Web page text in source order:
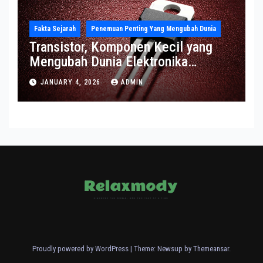
Fakta Sejarah Penemuan Penting Yang Mengubah Dunia
Transistor, Komponen Kecil yang
Mengubah Dunia Elektronika
Modern
JANUARY 4, 2026 ADMIN
Proudly powered by WordPress | Theme: Newsup by Themeansar.